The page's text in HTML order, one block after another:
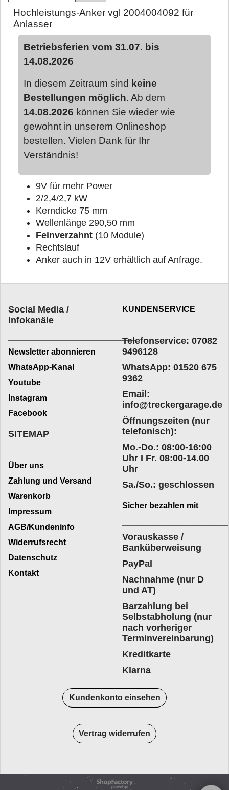
Hochleistungs-Anker vgl 2004004092 für
Anlasser
Betriebsferien vom 31.07. bis
14.08.2026
In diesem Zeitraum sind keine
Bestellungen möglich. Ab dem
14.08.2026 können Sie wieder wie
gewohnt in unserem Onlineshop
bestellen. Vielen Dank für Ihr
Verständnis!
9V für mehr Power
2/2,4/2,7 kW
Kerndicke 75 mm
Wellenlänge 290,50 mm
Feinverzahnt (10 Module)
Rechtslauf
Anker auch in 12V erhältlich auf Anfrage.
Social Media /
Infokanäle
_________________________
Newsletter abonnieren
WhatsApp-Kanal
Youtube
Instagram
Facebook
KUNDENSERVICE
Telefonservice: 07082
9496128
WhatsApp: 01520 675
9362
Email:
info@treckergarage.de
Öffnungszeiten (nur
telefonisch):
Mo.-Do.: 08:00-16:00
Uhr I Fr. 08:00-14.00
Uhr
Sa./So.: geschlossen
SITEMAP
Über uns
Zahlung und Versand
Warenkorb
Impressum
AGB/Kundeninfo
Widerrufsrecht
Datenschutz
Kontakt
Sicher bezahlen mit
Vorauskasse /
Banküberweisung
PayPal
Nachnahme (nur D
und AT)
Barzahlung bei
Selbstabholung (nur
nach vorheriger
Terminvereinbarung)
Kreditkarte
Klarna
Kundenkonto einsehen
Vertrag widerrufen
WebShop erstellt mit
ShopFactory Shop